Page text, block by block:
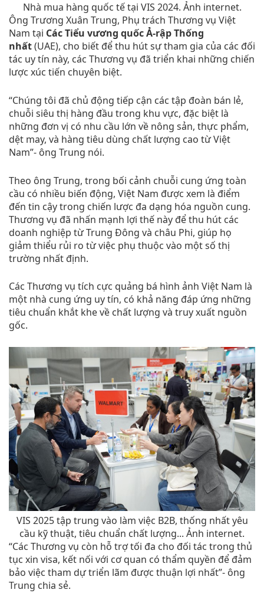
Nhà mua hàng quốc tế tại VIS 2024. Ảnh internet.
Ông Trương Xuân Trung, Phụ trách Thương vụ Việt
Nam tại Các Tiểu vương quốc Ả-rập Thống
nhất(UAE), cho biết để thu hút sự tham gia của các đối
tác uy tín này, các Thương vụ đã triển khai những chiến
lược xúc tiến chuyên biệt.
“Chúng tôi đã chủ động tiếp cận các tập đoàn bán lẻ,
chuỗi siêu thị hàng đầu trong khu vực, đặc biệt là
những đơn vị có nhu cầu lớn về nông sản, thực phẩm,
dệt may, và hàng tiêu dùng chất lượng cao từ Việt
Nam”- ông Trung nói.
Theo ông Trung, trong bối cảnh chuỗi cung ứng toàn
cầu có nhiều biến động, Việt Nam được xem là điểm
đến tin cậy trong chiến lược đa dạng hóa nguồn cung.
Thương vụ đã nhấn mạnh lợi thế này để thu hút các
doanh nghiệp từ Trung Đông và châu Phi, giúp họ
giảm thiểu rủi ro từ việc phụ thuộc vào một số thị
trường nhất định.
Các Thương vụ tích cực quảng bá hình ảnh Việt Nam là
một nhà cung ứng uy tín, có khả năng đáp ứng những
tiêu chuẩn khắt khe về chất lượng và truy xuất nguồn
gốc.
VIS 2025 tập trung vào làm việc B2B, thống nhất yêu
cầu kỹ thuật, tiêu chuẩn chất lượng... Ảnh internet.
“Các Thương vụ còn hỗ trợ tối đa cho đối tác trong thủ
tục xin visa, kết nối với cơ quan có thẩm quyền để đảm
bảo việc tham dự triển lãm được thuận lợi nhất”- ông
Trung chia sẻ.